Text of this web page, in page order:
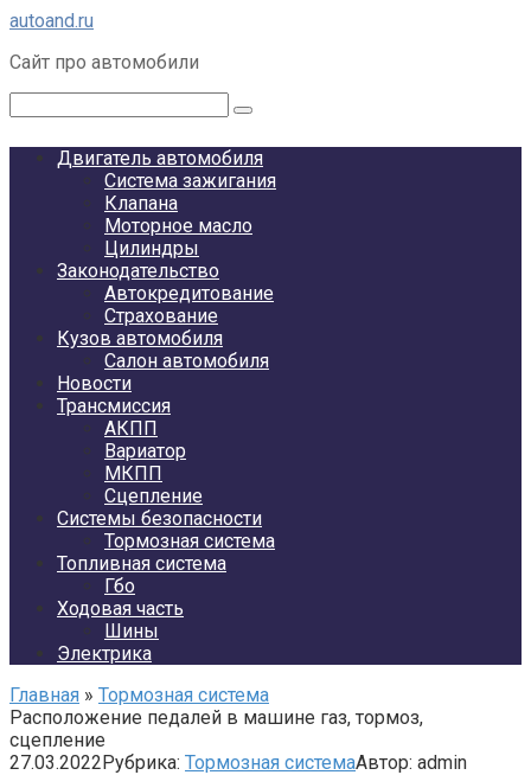
Перейти
контенту
autoand.ru
Сайт про автомобили
Двигатель автомобиля
Система зажигания
Клапана
Моторное масло
Цилиндры
Законодательство
Автокредитование
Страхование
Кузов автомобиля
Салон автомобиля
Новости
Трансмиссия
АКПП
Вариатор
МКПП
Сцепление
Системы безопасности
Тормозная система
Топливная система
Гбо
Ходовая часть
Шины
Электрика
Главная » Тормозная система
Расположение педалей в машине газ, тормоз,
сцепление
27.03.2022Рубрика: Тормозная системаАвтор: admin